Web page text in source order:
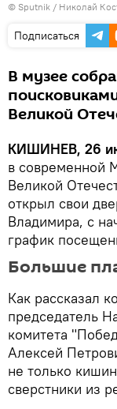
© Sputnik / Николай
Подписаться
В музее
Великой
КИШИНЕВ, 26
в современной
Великой
открыл свои
Владимира, с
график
Большие
Как рассказал
председатель
комитета
Алексей
не только
сверстники из